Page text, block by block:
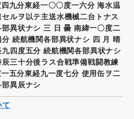
九分東経一〇〇度一六分 海水温
ルヲ以テ主送水機械二台トナス
異状ナシ 三 日 曇 南緯一〇度二
続航機関各部異状ナシ 四 月 晴
四度五分 続航機関各部異状ナシ
三十分後ラス合戦準備戦闘教練
五分東経九一度七分 使用缶ヲ二
異辰ナシ
て